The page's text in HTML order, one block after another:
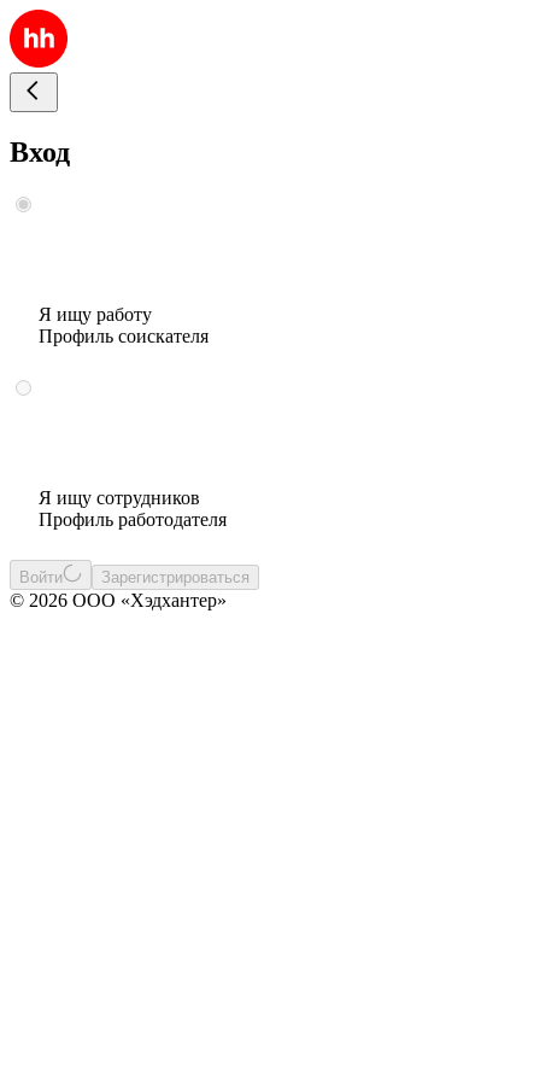
Вход
Я ищу работу
Профиль соискателя
Я ищу сотрудников
Профиль работодателя
Войти Зарегистрироваться
© 2026 ООО «Хэдхантер»